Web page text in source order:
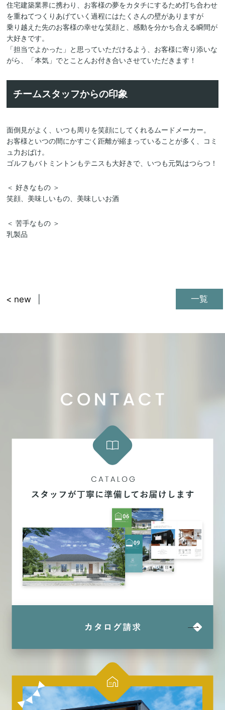
住宅建築業界に携わり、お客様の夢をカタチにするため打ち合わせ
を重ねてつくりあげていく過程にはたくさんの壁がありますが
乗り越えた先のお客様の幸せな笑顔と、感動を分かち合える瞬間が
大好きです。
「担当でよかった」と思っていただけるよう、お客様に寄り添いな
がら、「本気」でとことんお付き合いさせていただきます！
チームスタッフからの印象
面倒見がよく、いつも周りを笑顔にしてくれるムードメーカー。
お客様といつの間にかすごく距離が縮まっていることが多く、コミ
ュ力おばけ。
ゴルフもバトミントンもテニスも大好きで、いつも元気はつらつ！
＜ 好きなもの ＞
笑顔、美味しいもの、美味しいお酒
＜ 苦手なもの ＞
乳製品
一覧
< new